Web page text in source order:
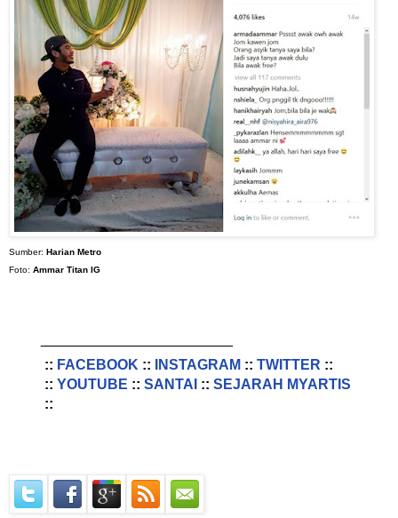
Sumber: Harian Metro
Foto: Ammar Titan IG
:: FACEBOOK :: INSTAGRAM :: TWITTER ::
:: YOUTUBE :: SANTAI :: SEJARAH MYARTIS
::